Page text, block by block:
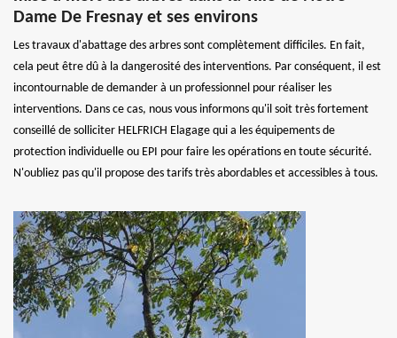
Dame De Fresnay et ses environs
Les travaux d'abattage des arbres sont complètement difficiles. En fait,
cela peut être dû à la dangerosité des interventions. Par conséquent, il est
incontournable de demander à un professionnel pour réaliser les
interventions. Dans ce cas, nous vous informons qu'il soit très fortement
conseillé de solliciter HELFRICH Elagage qui a les équipements de
protection individuelle ou EPI pour faire les opérations en toute sécurité.
N'oubliez pas qu'il propose des tarifs très abordables et accessibles à tous.